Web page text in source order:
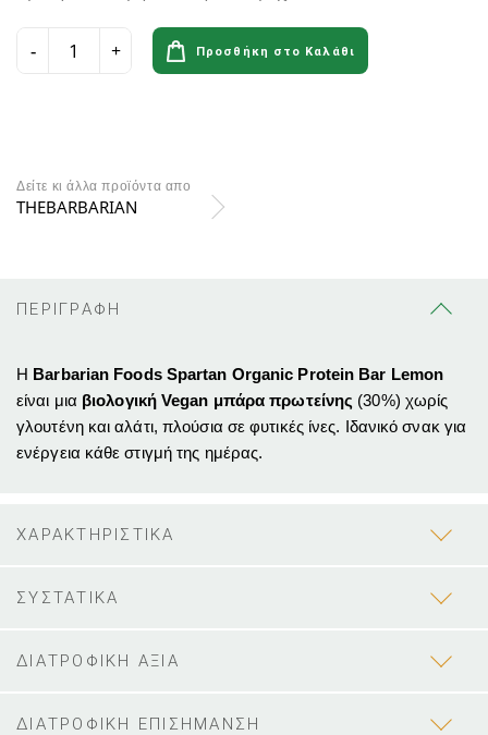
Προσθήκη στο Καλάθι
Δείτε κι άλλα προϊόντα απο
THEBARBARIAN
ΠΕΡΙΓΡΑΦΗ
Η Barbarian Foods Spartan Organic Protein Bar Lemon
είναι μια βιολογική Vegan μπάρα πρωτείνης (30%) χωρίς
γλουτένη και αλάτι, πλούσια σε φυτικές ίνες. Ιδανικό σνακ για
ενέργεια κάθε στιγμή της ημέρας.
ΧΑΡΑΚΤΗΡΙΣΤΙΚΑ
ΣΥΣΤΑΤΙΚΑ
ΔΙΑΤΡΟΦΙΚΗ ΑΞΙΑ
ΔΙΑΤΡΟΦΙΚΗ ΕΠΙΣΗΜΑΝΣΗ